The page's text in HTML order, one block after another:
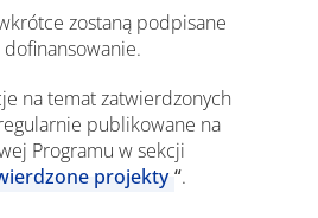
zostaną podpisane
na temat zatwierdzonych
publikowane na
Programu w sekcji
projekty “.